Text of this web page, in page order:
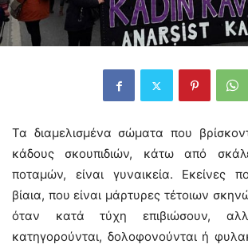
Τα διαμελισμένα σώματα που
κάδους σκουπιδιών, κάτω από
ποταμών, είναι γυναικεία. Εκείνες
βίαια, που είναι μάρτυρες τέτοιων
όταν κατά τύχη επιβιώσουν,
κατηγορούνται, δολοφονούνται ή